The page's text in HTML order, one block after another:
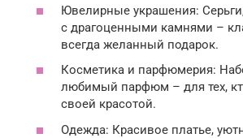
Ювелирные украшения:
с драгоценными камнями –
всегда желанный подарок.
Косметика и парфюмерия:
любимый парфюм – для тех,
своей красотой.
Одежда: Красивое платье,